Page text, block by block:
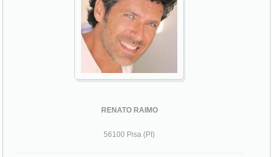
RENATO RAIMO
56100 Pisa (PI)